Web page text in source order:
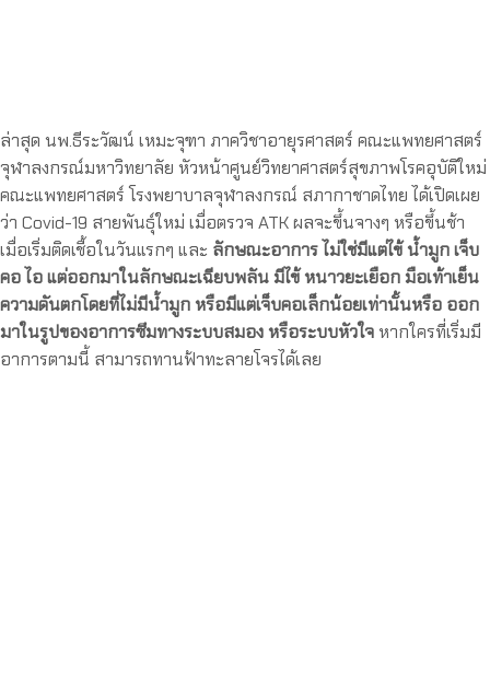
ล่าสุด นพ.ธีระวัฒน์ เหมะจุฑา ภาควิชาอายุรศาสตร์ คณะแพทยศาสตร์
จุฬาลงกรณ์มหาวิทยาลัย หัวหน้าศูนย์วิทยาศาสตร์สุขภาพโรคอุบัติใหม่
คณะแพทยศาสตร์ โรงพยาบาลจุฬาลงกรณ์ สภากาชาดไทย ได้เปิดเผย
ว่า Covid-19 สายพันธุ์ใหม่ เมื่อตรวจ ATK ผลจะขึ้นจางๆ หรือขึ้นช้า
เมื่อเริ่มติดเชื้อในวันแรกๆ และ ลักษณะอาการ ไม่ใช่มีแต่ไข้ น้ำมูก เจ็บ
คอ ไอ แต่ออกมาในลักษณะเฉียบพลัน มีไข้ หนาวยะเยือก มือเท้าเย็น
ความดันตกโดยที่ไม่มีน้ำมูก หรือมีแต่เจ็บคอเล็กน้อยเท่านั้นหรือ ออก
มาในรูปของอาการซึมทางระบบสมอง หรือระบบหัวใจหากใครที่เริ่มมี
อาการตามนี้ สามารถทานฟ้าทะลายโจรได้เลย